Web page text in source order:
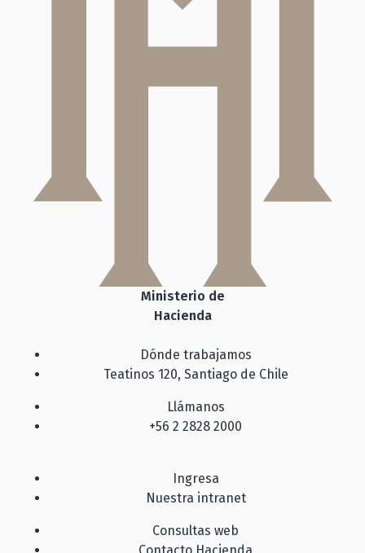
Ministerio de
Hacienda
Dónde trabajamos
Teatinos 120, Santiago de Chile
Llámanos
+56 2 2828 2000
Ingresa
Nuestra intranet
Consultas web